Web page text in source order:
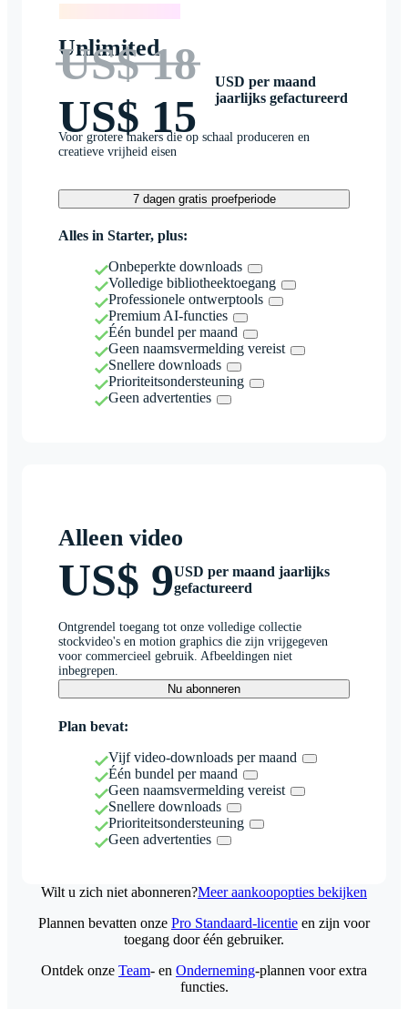
Unlimited
US$ 18
US$ 15
USD per maand
jaarlijks gefactureerd
Voor grotere makers die op schaal produceren en
creatieve vrijheid eisen
7 dagen gratis proefperiode
Alles in Starter, plus:
Onbeperkte downloads
Volledige bibliotheektoegang
Professionele ontwerptools
Premium AI-functies
Één bundel per maand
Geen naamsvermelding vereist
Snellere downloads
Prioriteitsondersteuning
Geen advertenties
Alleen video
US$ 9USD per maand jaarlijks
gefactureerd
Ontgrendel toegang tot onze volledige collectie
stockvideo's en motion graphics die zijn vrijgegeven
voor commercieel gebruik. Afbeeldingen niet
inbegrepen.
Nu abonneren
Plan bevat:
Vijf video-downloads per maand
Één bundel per maand
Geen naamsvermelding vereist
Snellere downloads
Prioriteitsondersteuning
Geen advertenties
Wilt u zich niet abonneren?Meer aankoopopties bekijken
Plannen bevatten onze Pro Standaard-licentie en zijn voor
toegang door één gebruiker.
Ontdek onze Team- en Onderneming-plannen voor extra
functies.